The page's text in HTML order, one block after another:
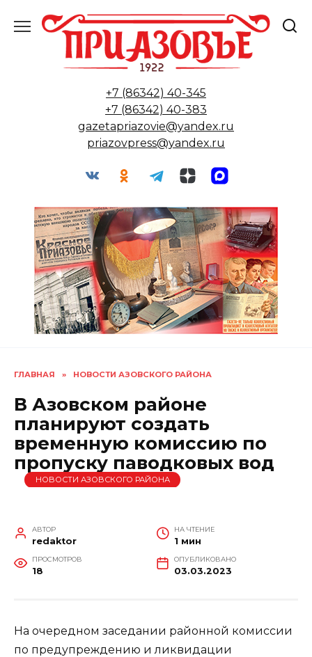
содержанию
+7 (86342) 40-345
+7 (86342) 40-383
gazetapriazovie@yandex.ru
priazovpress@yandex.ru
ГЛАВНАЯ » НОВОСТИ АЗОВСКОГО РАЙОНА
В Азовском районе
планируют создать
временную комиссию по
пропуску паводковых вод
НОВОСТИ АЗОВСКОГО РАЙОНА
АВТОР
redaktor
НА ЧТЕНИЕ
1 мин
ПРОСМОТРОВ
18
ОПУБЛИКОВАНО
03.03.2023
На очередном заседании районной комиссии
по предупреждению и ликвидации